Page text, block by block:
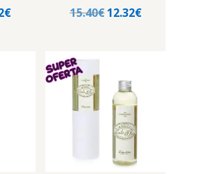
€El
12.32€.
15.40€El
15.40€.
12.32€El